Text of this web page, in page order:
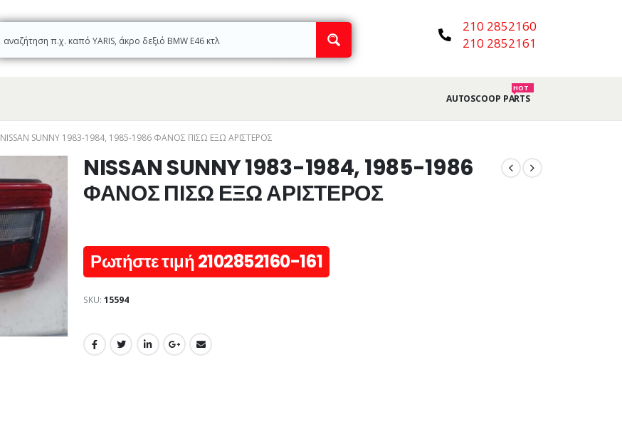
210 2852160
210 2852161
AUTOSCOOP PARTS
HOT
NISSAN SUNNY 1983-1984, 1985-1986 ΦΑΝΟΣ ΠΙΣΩ ΕΞΩ ΑΡΙΣΤΕΡΟΣ
NISSAN SUNNY 1983-1984, 1985-1986
ΦΑΝΟΣ ΠΙΣΩ ΕΞΩ ΑΡΙΣΤΕΡΟΣ
Ρωτήστε τιμή 2102852160-161
SKU: 15594